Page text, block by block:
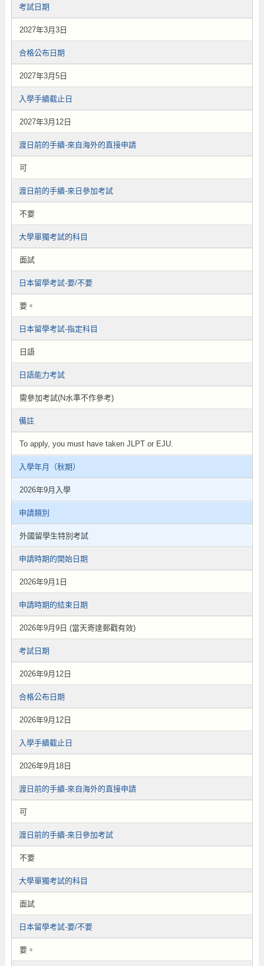
考試日期
2027年3月3日
合格公布日期
2027年3月5日
入學手續截止日
2027年3月12日
渡日前的手續-來自海外的直接申請
可
渡日前的手續-來日參加考試
不要
大學單獨考試的科目
面試
日本留學考試-要/不要
要。
日本留學考試-指定科目
日語
日語能力考試
需參加考試(N水準不作參考)
備註
To apply, you must have taken JLPT or EJU.
入學年月（秋期）
2026年9月入學
申請類別
外國留學生特別考試
申請時期的開始日期
2026年9月1日
申請時期的結束日期
2026年9月9日 (當天寄達郵戳有效)
考試日期
2026年9月12日
合格公布日期
2026年9月12日
入學手續截止日
2026年9月18日
渡日前的手續-來自海外的直接申請
可
渡日前的手續-來日參加考試
不要
大學單獨考試的科目
面試
日本留學考試-要/不要
要。